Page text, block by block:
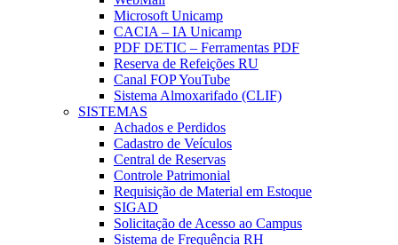
Microsoft Unicamp
CACIA – IA Unicamp
PDF DETIC – Ferramentas PDF
Reserva de Refeições RU
Canal FOP YouTube
Sistema Almoxarifado (CLIF)
SISTEMAS
Achados e Perdidos
Cadastro de Veículos
Central de Reservas
Controle Patrimonial
Requisição de Material em Estoque
SIGAD
Solicitação de Acesso ao Campus
Sistema de Frequência RH